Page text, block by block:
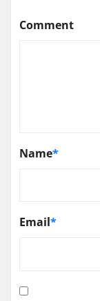
Comment
Name*
Email*